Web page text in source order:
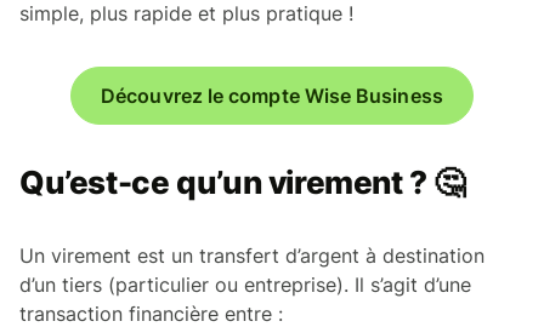
simple, plus rapide et plus pratique !
Découvrez le compte Wise Business
Qu’est-ce qu’un virement ? 🤔
Un virement est un transfert d’argent à destination
d’un tiers (particulier ou entreprise). Il s’agit d’une
transaction financière entre :